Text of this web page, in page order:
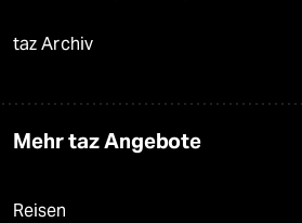
taz Archiv
Mehr taz Angebote
Reisen